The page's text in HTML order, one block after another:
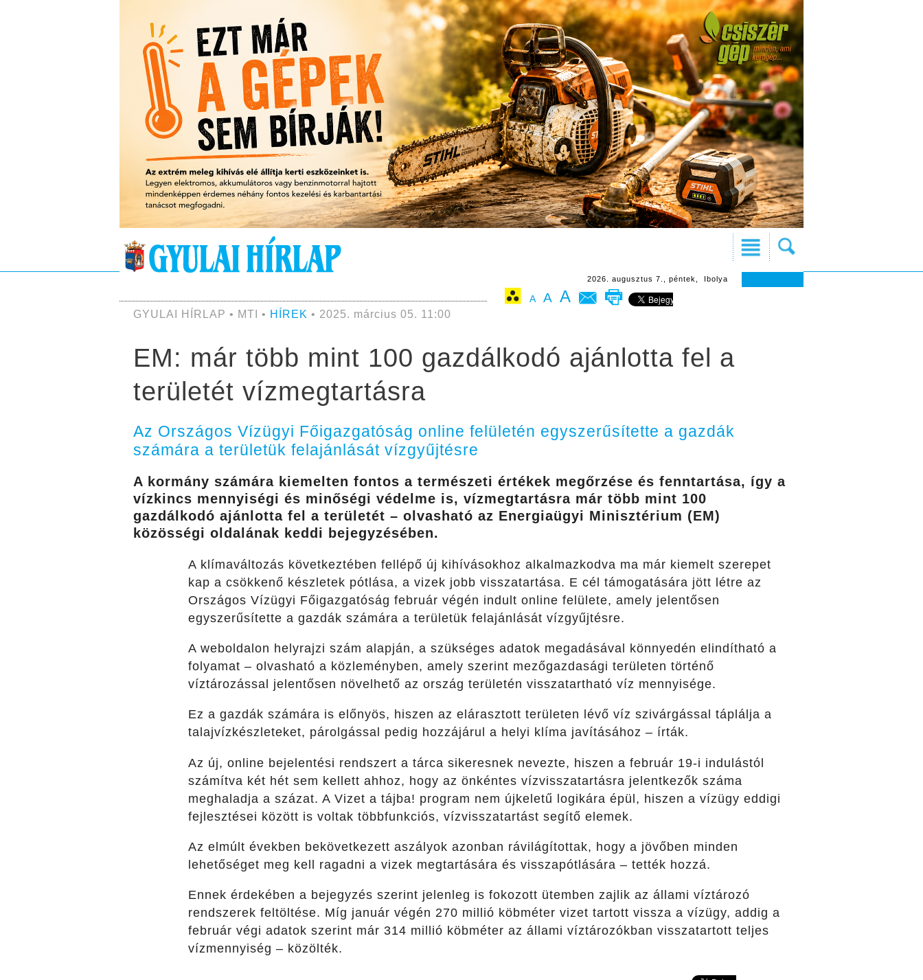
2026. augusztus 7., péntek, Ibolya
A A A
GYULAI HÍRLAP • MTI • HÍREK • 2025. március 05. 11:00
EM: már több mint 100 gazdálkodó ajánlotta fel a
területét vízmegtartásra
Az Országos Vízügyi Főigazgatóság online felületén egyszerűsítette a gazdák
számára a területük felajánlását vízgyűjtésre
A kormány számára kiemelten fontos a természeti értékek megőrzése és fenntartása, így a
vízkincs mennyiségi és minőségi védelme is, vízmegtartásra már több mint 100
gazdálkodó ajánlotta fel a területét – olvasható az Energiaügyi Minisztérium (EM)
közösségi oldalának keddi bejegyzésében.
A klímaváltozás következtében fellépő új kihívásokhoz alkalmazkodva ma már kiemelt szerepet
kap a csökkenő készletek pótlása, a vizek jobb visszatartása. E cél támogatására jött létre az
Országos Vízügyi Főigazgatóság február végén indult online felülete, amely jelentősen
egyszerűsítette a gazdák számára a területük felajánlását vízgyűjtésre.
A weboldalon helyrajzi szám alapján, a szükséges adatok megadásával könnyedén elindítható a
folyamat – olvasható a közleményben, amely szerint mezőgazdasági területen történő
víztározással jelentősen növelhető az ország területén visszatartható víz mennyisége.
Ez a gazdák számára is előnyös, hiszen az elárasztott területen lévő víz szivárgással táplálja a
talajvízkészleteket, párolgással pedig hozzájárul a helyi klíma javításához – írták.
Az új, online bejelentési rendszert a tárca sikeresnek nevezte, hiszen a február 19-i indulástól
számítva két hét sem kellett ahhoz, hogy az önkéntes vízvisszatartásra jelentkezők száma
meghaladja a százat. A Vizet a tájba! program nem újkeletű logikára épül, hiszen a vízügy eddigi
fejlesztései között is voltak többfunkciós, vízvisszatartást segítő elemek.
Az elmúlt években bekövetkezett aszályok azonban rávilágítottak, hogy a jövőben minden
lehetőséget meg kell ragadni a vizek megtartására és visszapótlására – tették hozzá.
Ennek érdekében a bejegyzés szerint jelenleg is fokozott ütemben zajlik az állami víztározó
rendszerek feltöltése. Míg január végén 270 millió köbméter vizet tartott vissza a vízügy, addig a
február végi adatok szerint már 314 millió köbméter az állami víztározókban visszatartott teljes
vízmennyiség – közölték.